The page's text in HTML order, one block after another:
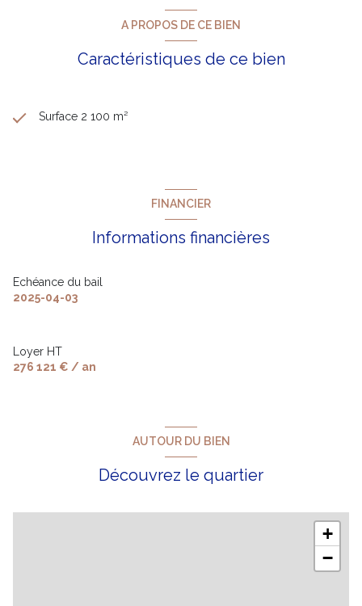
A PROPOS DE CE BIEN
Caractéristiques de ce bien
Surface 2 100 m²
FINANCIER
Informations financières
Echéance du bail
2025-04-03
Loyer HT
276 121 € / an
AUTOUR DU BIEN
Découvrez le quartier
+
−